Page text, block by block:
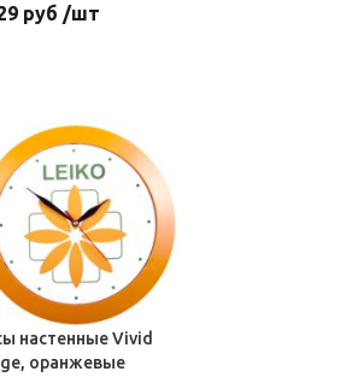
руб /шт
настенные Vivid
оранжевые